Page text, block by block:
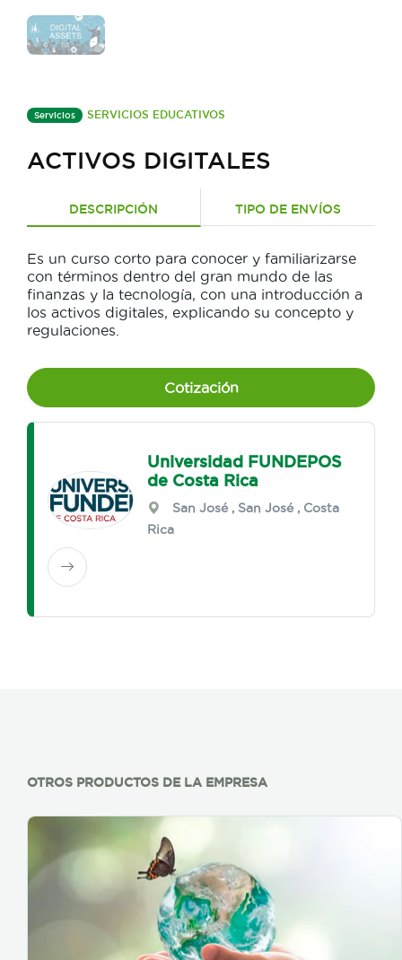
Servicios SERVICIOS EDUCATIVOS
ACTIVOS DIGITALES
DESCRIPCIÓN TIPO DE ENVÍOS
Es un curso corto para conocer y familiarizarse
con términos dentro del gran mundo de las
finanzas y la tecnología, con una introducción a
los activos digitales, explicando su concepto y
regulaciones.
Cotización
Universidad FUNDEPOS
de Costa Rica
San José , San José , Costa
Rica
OTROS PRODUCTOS DE LA EMPRESA